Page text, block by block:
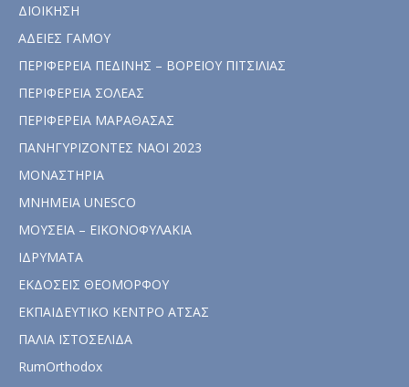
ΔΙΟΙΚΗΣΗ
ΑΔΕΙΕΣ ΓΑΜΟΥ
ΠΕΡΙΦΕΡΕΙΑ ΠΕΔΙΝΗΣ – ΒΟΡΕΙΟΥ ΠΙΤΣΙΛΙΑΣ
ΠΕΡΙΦΕΡΕΙΑ ΣΟΛΕΑΣ
ΠΕΡΙΦΕΡΕΙΑ ΜΑΡΑΘΑΣΑΣ
ΠΑΝΗΓΥΡΙΖΟΝΤΕΣ ΝΑΟΙ 2023
ΜΟΝΑΣΤΗΡΙΑ
ΜΝΗΜΕΙΑ UNESCO
ΜΟΥΣΕΙΑ – ΕΙΚΟΝΟΦΥΛΑΚΙΑ
ΙΔΡΥΜΑΤΑ
ΕΚΔΟΣΕΙΣ ΘΕΟΜΟΡΦΟΥ
ΕΚΠΑΙΔΕΥΤΙΚΟ ΚΕΝΤΡΟ ΑΤΣΑΣ
ΠΑΛΙΑ ΙΣΤΟΣΕΛΙΔΑ
RumOrthodox